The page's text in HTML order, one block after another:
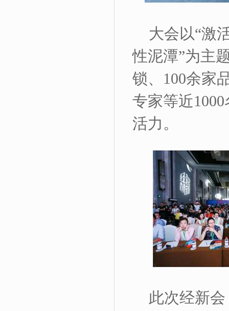
大会以“激
性泥潭”为主
锁、100余家
专家等近
活力。
此次经新